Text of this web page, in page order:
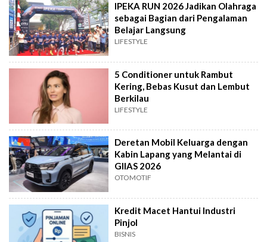
IPEKA RUN 2026 Jadikan Olahraga
sebagai Bagian dari Pengalaman
Belajar Langsung
LIFESTYLE
5 Conditioner untuk Rambut
Kering, Bebas Kusut dan Lembut
Berkilau
LIFESTYLE
Deretan Mobil Keluarga dengan
Kabin Lapang yang Melantai di
GIIAS 2026
OTOMOTIF
Kredit Macet Hantui Industri
Pinjol
BISNIS